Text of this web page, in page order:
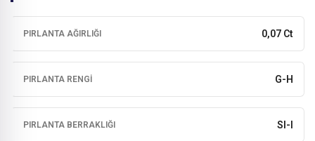
PIRLANTA AĞIRLIĞI 0,07 Ct
PIRLANTA RENGI G-H
PIRLANTA BERRAKLIĞI SI-I